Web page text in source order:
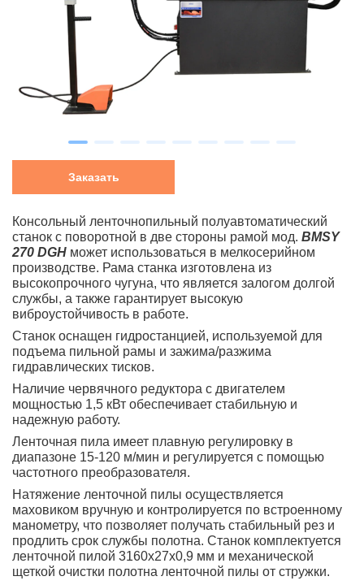
Заказать
Консольный ленточнопильный полуавтоматический
станок с поворотной в две стороны рамой мод. BMSY
270 DGH может использоваться в мелкосерийном
производстве. Рама станка изготовлена из
высокопрочного чугуна, что является залогом долгой
службы, а также гарантирует высокую
виброустойчивость в работе.
Станок оснащен гидростанцией, используемой для
подъема пильной рамы и зажима/разжима
гидравлических тисков.
Наличие червячного редуктора с двигателем
мощностью 1,5 кВт обеспечивает стабильную и
надежную работу.
Ленточная пила имеет плавную регулировку в
диапазоне 15-120 м/мин и регулируется с помощью
частотного преобразователя.
Натяжение ленточной пилы осуществляется
маховиком вручную и контролируется по встроенному
манометру, что позволяет получать стабильный рез и
продлить срок службы полотна. Станок комплектуется
ленточной пилой 3160x27x0,9 мм и механической
щеткой очистки полотна ленточной пилы от стружки.